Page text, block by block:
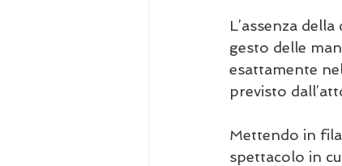
L’assenza
gesto delle
esattamente
previsto
Mettendo in
spettacolo in